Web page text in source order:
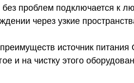
проблем подключается к
через узкие
источник питания
и на чистку этого